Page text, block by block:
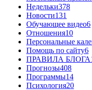
Недельки378
Новости131
Обучающее видео6
Отношения10
Персональные
Помощь по сайту6
ПРАВИЛА БЛОГА
Прогнозы408
Программы14
Психология20